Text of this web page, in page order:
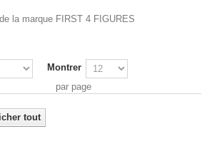
la marque FIRST 4 FIGURES
Montrer
par page
tout